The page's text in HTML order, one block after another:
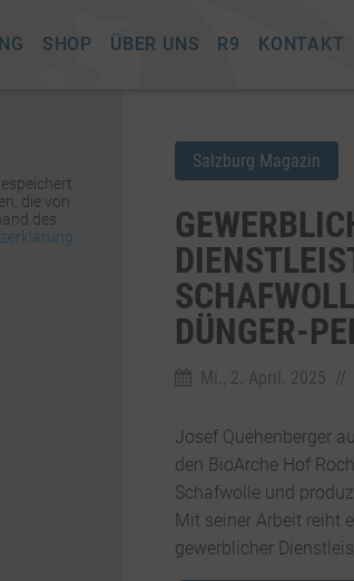
SHOP ÜBER UNS R9 KONTAKT
die von
des
Salzburg Magazin
DÜNGER-
Mi., 2. April. 2025 //
Josef Quehenberger
den BioArche Hof
Schafwolle und
Mit seiner Arbeit reiht
gewerblicher